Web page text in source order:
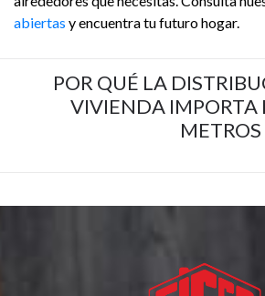
abiertas y encuentra tu futuro hogar.
POR QUÉ LA
VIVIENDA IMPORTA